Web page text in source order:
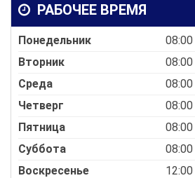
РАБОЧЕЕ ВРЕМЯ
Понедельник
Вторник
Среда
Четверг
Пятница
Суббота
Воскресенье